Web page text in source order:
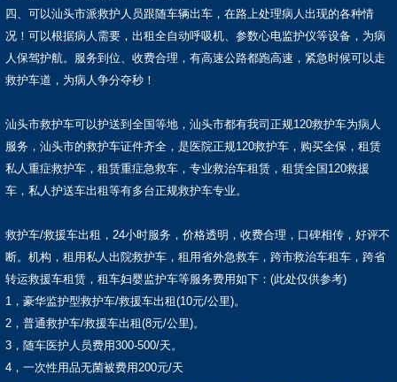
四、可以汕头市派救护人员跟随车辆出车，在路上处理病人出现的各种情
况！可以根据病人需要，出租全自动呼吸机、参数心电监护仪等设备，为病
人保驾护航。服务到位、收费合理，有高速公路都跑高速，紧急时候可以走
救护车道，为病人争分夺秒！
汕头市救护车可以护送到全国等地，汕头市都有我司正规120救护车为病人
服务，汕头市的救护车证件齐全，是医院正规120救护车，购买全保，租赁
私人重症救护车，租赁重症急救车，专业救治车租赁，租赁全国120救援
车，私人护送车出租等有多台正规救护车专业。
救护车/救援车出租，24小时服务，价格透明，收费合理，口碑相传，好评不
断。机构，租用私人出院救护车，租用省外急救车，跨市救治车租车，跨省
转运救援车租赁，租车妇婴监护车等服务费用如下：(此处仅供参考)
1，豪华监护型救护车/救援车出租(10元/公里)。
2，普通救护车/救援车出租(8元/公里)。
3，随车医护人员费用300-500/天。
4，一次性用品无菌被费用200元/天